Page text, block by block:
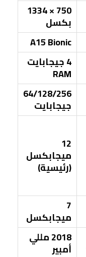
750 × 1334
بكسل
A15 Bionic
4 جيجابايت
RAM
64/128/256
جيجابايت
12
ميجابكسل
(رئيسية)
7
ميجابكسل
2018 مللي
أمبير